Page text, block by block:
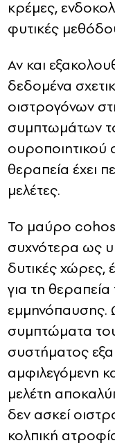
κρέμες,
φυτικές
Αν και
δεδομένα
οιστρογόνων
συμπτωμάτων
ουροποιητικού
θεραπεία έχει
μελέτες.
Το μαύρο
συχνότερα ως
δυτικές χώρες,
για τη
εμμηνόπαυσης.
συμπτώματα
συστήματος
αμφιλεγόμενη
μελέτη
δεν ασκεί
κολπική